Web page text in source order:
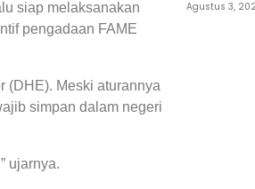
siap melaksanakan
pengadaan FAME
(DHE). Meski aturannya
simpan dalam negeri
ujarnya.
Agustus 3,